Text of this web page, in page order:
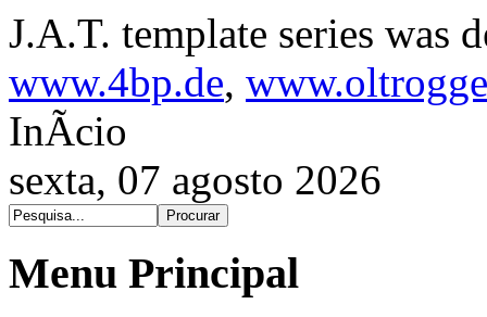
J.A.T. template series was
www.4bp.de,
InÃ­cio
sexta, 07 agosto 2026
Menu Principal